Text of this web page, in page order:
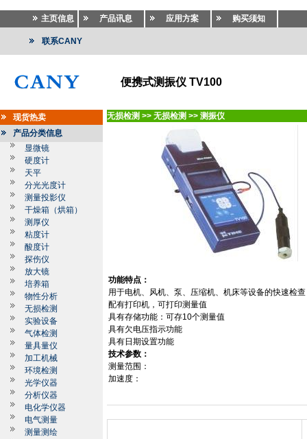
主页信息 产品讯息 应用方案 购买须知
联系CANY
便携式测振仪 TV100
现货热卖
产品分类信息
显微镜
硬度计
天平
分光光度计
测量投影仪
干燥箱（烘箱）
测厚仪
粘度计
酸度计
探伤仪
放大镜
培养箱
物性分析
无损检测
实验设备
气体检测
量具量仪
加工机械
环境检测
光学仪器
分析仪器
电化学仪器
电气测量
测量测绘
无损检测 >> 无损检测 >> 测振仪
功能特点：
用于电机、风机、泵、压缩机、机床等设备的快速检
配有打印机，可打印测量值
具有存储功能：可存10个测量值
具有欠电压指示功能
具有日期设置功能
技术参数：
测量范围：
加速度：